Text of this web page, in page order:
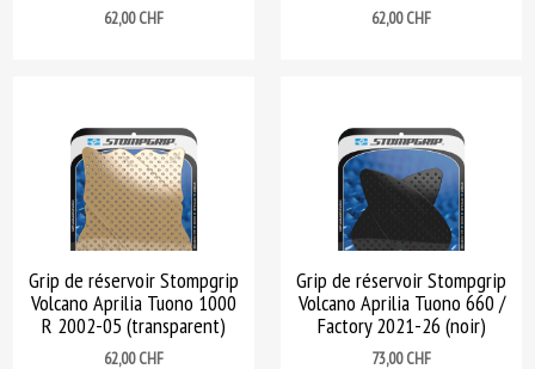
Prix
62,00 CHF Prix
62,00 CHF
Grip de réservoir Stompgrip
Volcano Aprilia Tuono 1000
R 2002-05 (transparent)
Prix
62,00 CHF
Grip de réservoir Stompgrip
Volcano Aprilia Tuono 660 /
Factory 2021-26 (noir)
Prix
73,00 CHF